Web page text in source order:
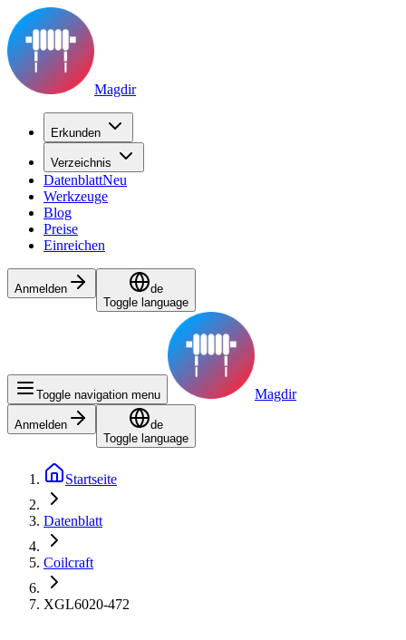
Magdir
Erkunden
Verzeichnis
DatenblattNeu
Werkzeuge
Blog
Preise
Einreichen
Anmelden
de
Toggle language
Toggle navigation menu Magdir
Anmelden
de
Toggle language
Startseite
Datenblatt
Coilcraft
XGL6020-472